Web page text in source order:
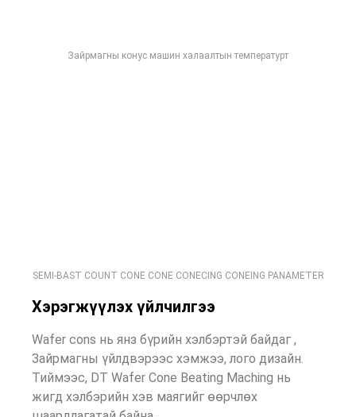
Зайрмагны конус машин халаалтын температурт
SEMI-BAST COUNT CONE CONE CONECING CONEING PANAMETER
Хэрэгжүүлэх үйлчилгээ
Wafer cons нь янз бүрийн хэлбэртэй байдаг ,
Зайрмагны үйлдвэрээс хэмжээ, лого дизайн.
Тиймээс, DT Wafer Cone Beating Maching нь
жигд хэлбэрийн хэв маягийг өөрчлөх